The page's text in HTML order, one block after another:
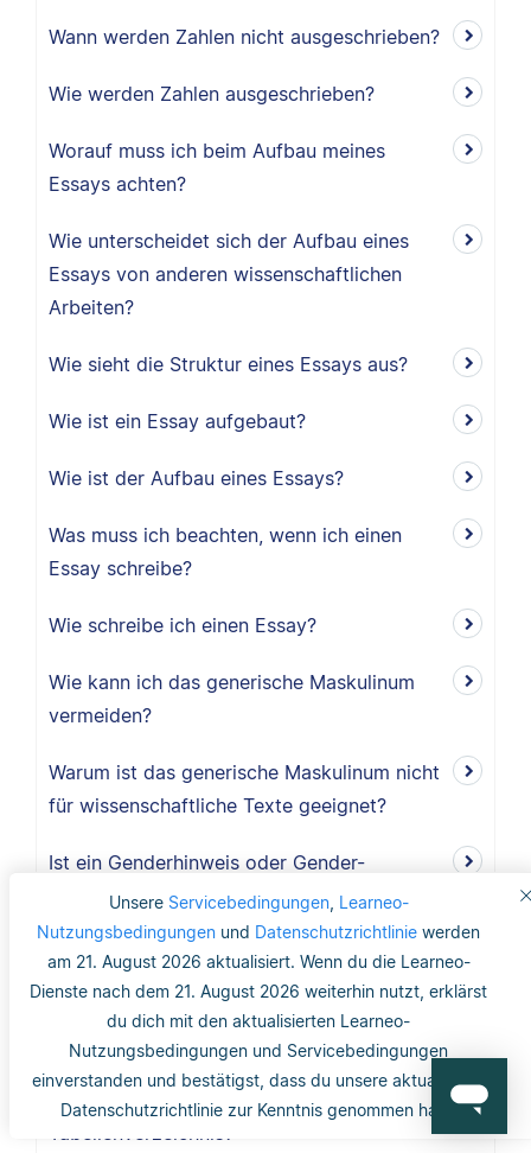
Unsere Servicebedingungen, Learneo-
Nutzungsbedingungen und Datenschutzrichtlinie werden
am 21. August 2026 aktualisiert. Wenn du die Learneo-
Dienste nach dem 21. August 2026 weiterhin nutzt, erklärst
du dich mit den aktualisierten Learneo-
Nutzungsbedingungen und Servicebedingungen
einverstanden und bestätigst, dass du unsere aktualisierte
Datenschutzrichtlinie zur Kenntnis genommen hast.
Wann werden Zahlen nicht ausgeschrieben?
Wie werden Zahlen ausgeschrieben?
Worauf muss ich beim Aufbau meines
Essays achten?
Wie unterscheidet sich der Aufbau eines
Essays von anderen wissenschaftlichen
Arbeiten?
Wie sieht die Struktur eines Essays aus?
Wie ist ein Essay aufgebaut?
Wie ist der Aufbau eines Essays?
Was muss ich beachten, wenn ich einen
Essay schreibe?
Wie schreibe ich einen Essay?
Wie kann ich das generische Maskulinum
vermeiden?
Warum ist das generische Maskulinum nicht
für wissenschaftliche Texte geeignet?
Ist ein Genderhinweis oder Gender-
Disclaimer ausreichend?
Was ist das generische Maskulinum?
Wo finde ich Copyright-Informationen zu
Abbildungen und Tabellen?
Benötige ich ein Abbildungs- und
Tabellenverzeichnis?